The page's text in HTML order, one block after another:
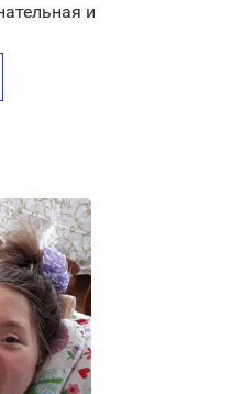
и